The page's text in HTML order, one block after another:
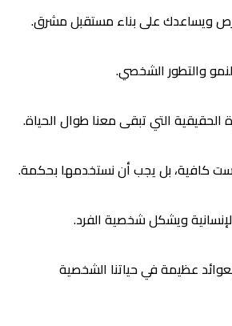
ويساعدك على بناء مستقبل مشرق.
والتطور الشخصي.
الحقيقية التي تبقى معنا طوال الحياة.
كافية، بل يجب أن نستخدمها بحكمة.
الإنسانية ويشكل شخصية الفرد.
بعوائد عظيمة في حياتنا الشخصية